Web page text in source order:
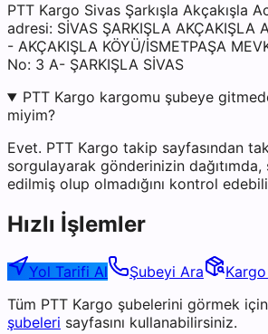
PTT Kargo Sivas Şarkışla Akçakışla
adresi: SİVAS ŞARKIŞLA AKÇAKIŞLA
- AKÇAKIŞLA KÖYÜ/İSMETPAŞA
No: 3 A- ŞARKIŞLA SİVAS
PTT Kargo kargomu şubeye
miyim?
Evet. PTT Kargo takip sayfasından
sorgulayarak gönderinizin
edilmiş olup olmadığını kontrol
Hızlı İşlemler
Yol Tarifi Al Şubeyi Ara
Tüm PTT Kargo şubelerini görmek için
şubeleri sayfasını kullanabilirsiniz.